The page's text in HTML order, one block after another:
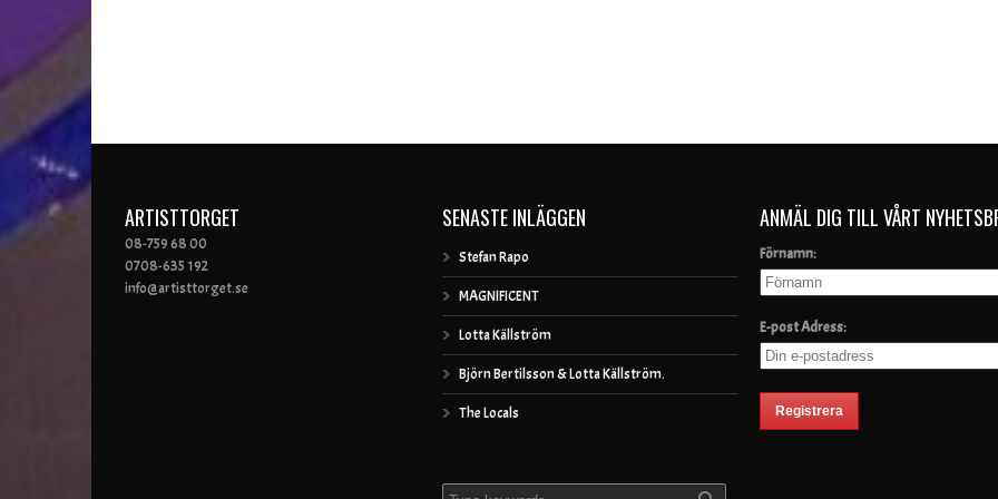
ARTISTTORGET
08-759 68 00
0708-635 192
info@artisttorget.se
SENASTE INLÄGGEN
Stefan Rapo
MAGNIFICENT
Lotta Källström
Björn Bertilsson & Lotta Källström.
The Locals
ANMÄL DIG TILL VÅRT
Förnamn:
E-post Adress: